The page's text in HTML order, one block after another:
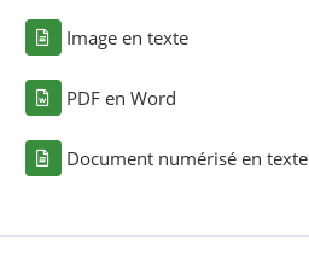
Image en texte
PDF en Word
Document numérisé en texte